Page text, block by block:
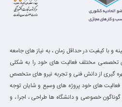
و با کیفیت در حداقل زمان ، به نیاز های جامعه
تخصصی مختلف فعالیت های خود را به شکلی
گیری از دانش فنی و تجربه نیرو های متخصص
های خود پروژه های وسیع و شایان توجه
خصوصی و دانشگاه ها طراحی ، اجرا ، و